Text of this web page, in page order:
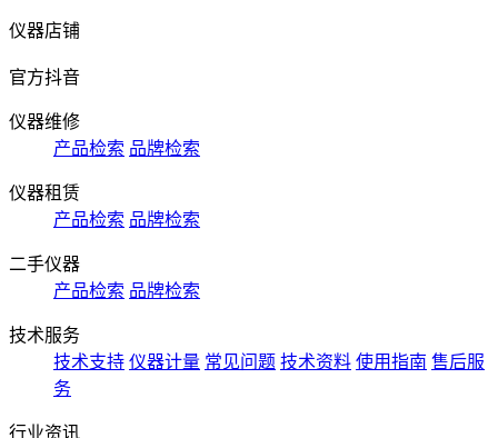
仪器店铺
官方抖音
仪器维修
产品检索 品牌检索
仪器租赁
产品检索 品牌检索
二手仪器
产品检索 品牌检索
技术服务
技术支持 仪器计量 常见问题 技术资料 使用指南 售后服
务
行业资讯